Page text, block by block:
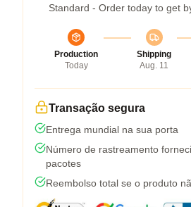
Standard - Order today to get
Production
Today
Shipping
Aug. 11
Transação segura
Entrega mundial na sua porta
Número de rastreamento
pacotes
Reembolso total se o produto